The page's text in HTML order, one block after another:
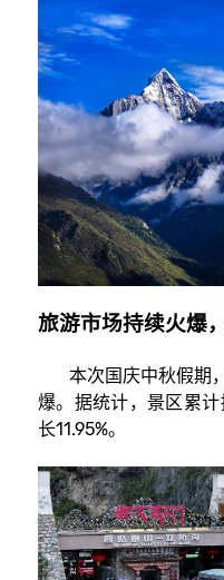
旅游市场持续火爆
本次国庆中秋假期
爆。据统计，景区累
长11.95%。